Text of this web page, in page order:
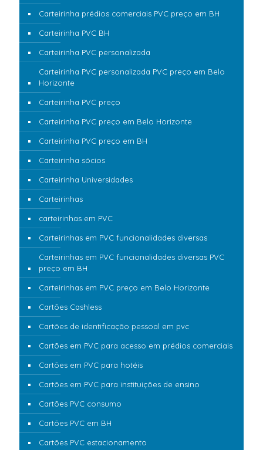
Carteirinha prédios comerciais PVC preço em BH
Carteirinha PVC BH
Carteirinha PVC personalizada
Carteirinha PVC personalizada PVC preço em Belo
Horizonte
Carteirinha PVC preço
Carteirinha PVC preço em Belo Horizonte
Carteirinha PVC preço em BH
Carteirinha sócios
Carteirinha Universidades
Carteirinhas
carteirinhas em PVC
Carteirinhas em PVC funcionalidades diversas
Carteirinhas em PVC funcionalidades diversas PVC
preço em BH
Carteirinhas em PVC preço em Belo Horizonte
Cartões Cashless
Cartões de identificação pessoal em pvc
Cartões em PVC para acesso em prédios comerciais
Cartões em PVC para hotéis
Cartões em PVC para instituições de ensino
Cartões PVC consumo
Cartões PVC em BH
Cartões PVC estacionamento